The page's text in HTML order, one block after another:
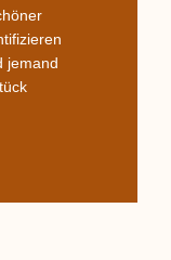
jemand